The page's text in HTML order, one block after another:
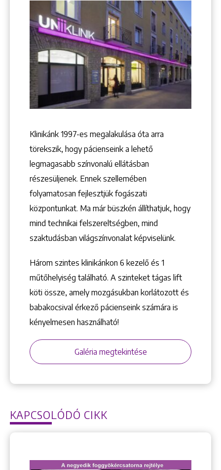
+36 1 222 7250
+36 1 222 9150
1148 Budapest, Örs vezér tere 2.
Keresés
Klinikánk 1997-­es megalakulása óta arra
törekszik, hogy pácienseink a lehető
legmagasabb színvonalú ellátásban
részesüljenek. Ennek szellemében
folyamatosan fejlesztjük fogászati
központunkat. Ma már büszkén állíthatjuk, hogy
mind technikai felszereltségben, mind
szaktudásban világszínvonalat képviselünk.
Három szintes klinikánkon 6 kezelő ­és 1
műtőhelyiség található. A szinteket tágas lift
köti össze, amely mozgásukban korlátozott és
babakocsival érkező pácienseink számára is
kényelmesen használható!
Galéria megtekintése
KAPCSOLÓDÓ CIKK